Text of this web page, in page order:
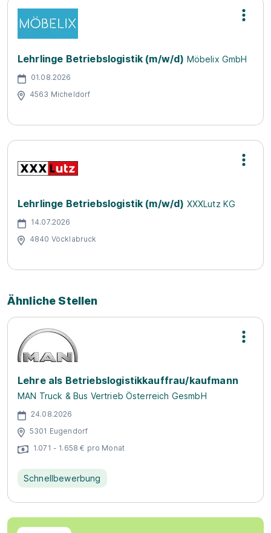
Lehrlinge Betriebslogistik (m/w/d) Möbelix GmbH
01.08.2026
4563 Micheldorf
Lehrlinge Betriebslogistik (m/w/d) XXXLutz KG
14.07.2026
4840 Vöcklabruck
Ähnliche Stellen
Lehre als Betriebslogistikkauffrau/kaufmann
MAN Truck & Bus Vertrieb Österreich GesmbH
24.08.2026
5301 Eugendorf
1.071 - 1.658 € pro Monat
Schnellbewerbung